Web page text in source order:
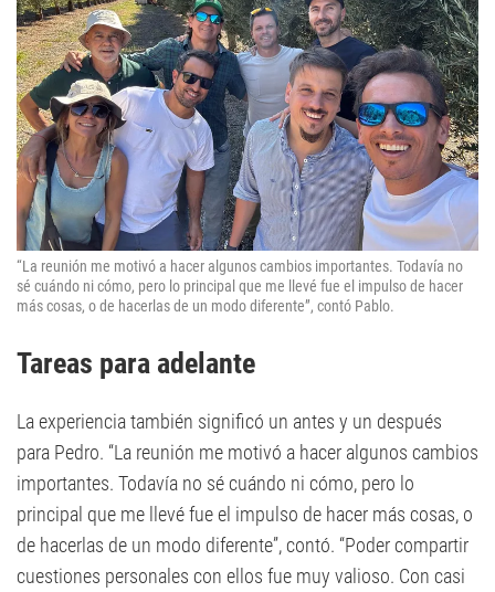
“La reunión me motivó a hacer algunos cambios importantes. Todavía no
sé cuándo ni cómo, pero lo principal que me llevé fue el impulso de hacer
más cosas, o de hacerlas de un modo diferente”, contó Pablo.
Tareas para adelante
La experiencia también significó un antes y un después
para Pedro. “La reunión me motivó a hacer algunos cambios
importantes. Todavía no sé cuándo ni cómo, pero lo
principal que me llevé fue el impulso de hacer más cosas, o
de hacerlas de un modo diferente”, contó. “Poder compartir
cuestiones personales con ellos fue muy valioso. Con casi